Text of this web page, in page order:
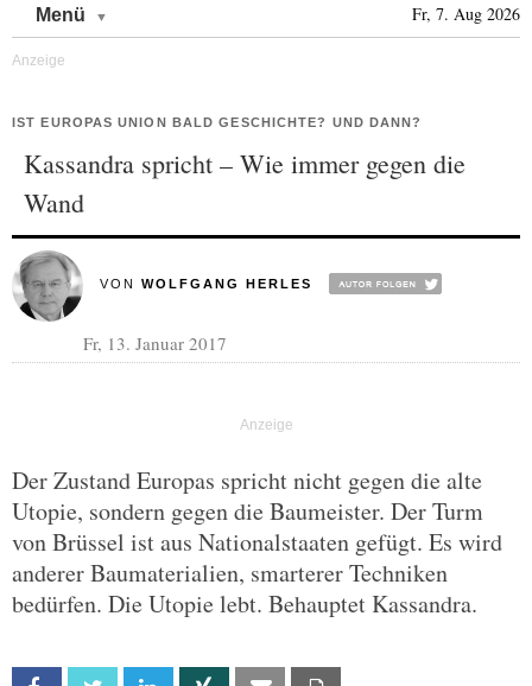
Menü Fr, 7. Aug 2026
IST EUROPAS UNION BALD GESCHICHTE? UND DANN?
Kassandra spricht – Wie immer gegen die
Wand
VON WOLFGANG HERLES
Fr, 13. Januar 2017
Der Zustand Europas spricht nicht gegen die alte
Utopie, sondern gegen die Baumeister. Der Turm
von Brüssel ist aus Nationalstaaten gefügt. Es wird
anderer Baumaterialien, smarterer Techniken
bedürfen. Die Utopie lebt. Behauptet Kassandra.